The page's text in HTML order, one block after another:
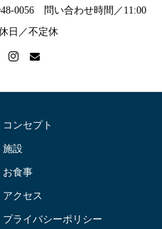
0056 問い合わせ時間／11:00
日／不定休
コンセプト
施設
お食事
アクセス
プライバシーポリシー